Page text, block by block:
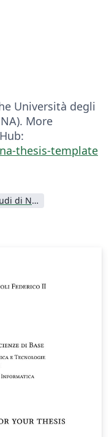
Università degli
More
thesis-template
Università degli studi di Napoli Federico II